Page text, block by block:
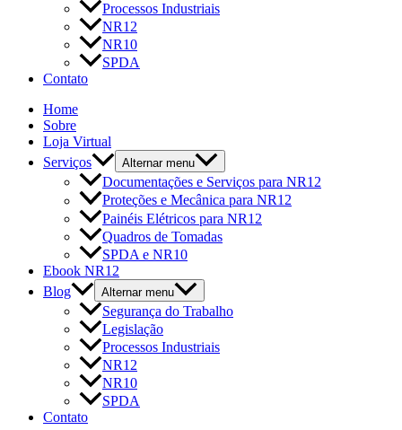
Processos Industriais
NR12
NR10
SPDA
Contato
Home
Sobre
Loja Virtual
Serviços
Alternar menu
Documentações e Serviços para NR12
Proteções e Mecânica para NR12
Painéis Elétricos para NR12
Quadros de Tomadas
SPDA e NR10
Ebook NR12
Blog
Alternar menu
Segurança do Trabalho
Legislação
Processos Industriais
NR12
NR10
SPDA
Contato